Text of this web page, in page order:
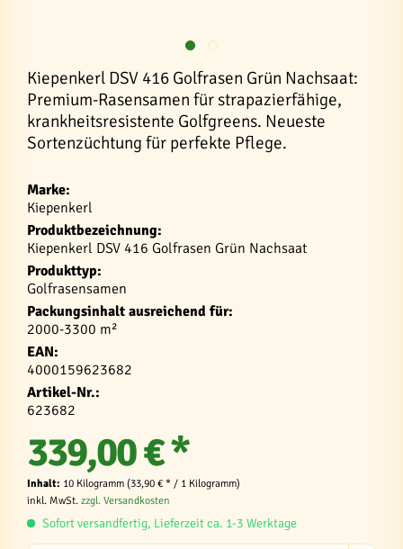
Kiepenkerl DSV 416 Golfrasen Grün Nachsaat:
Premium-Rasensamen für strapazierfähige,
krankheitsresistente Golfgreens. Neueste
Sortenzüchtung für perfekte Pflege.
Marke:
Kiepenkerl
Produktbezeichnung:
Kiepenkerl DSV 416 Golfrasen Grün Nachsaat
Produkttyp:
Golfrasensamen
Packungsinhalt ausreichend für:
2000-3300 m²
EAN:
4000159623682
Artikel-Nr.:
623682
339,00 € *
Inhalt: 10 Kilogramm (33,90 € * / 1 Kilogramm)
inkl. MwSt. zzgl. Versandkosten
Sofort versandfertig, Lieferzeit ca. 1-3 Werktage